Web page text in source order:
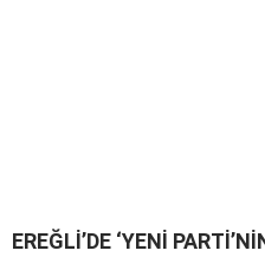
EREĞLİ’DE ‘YENİ